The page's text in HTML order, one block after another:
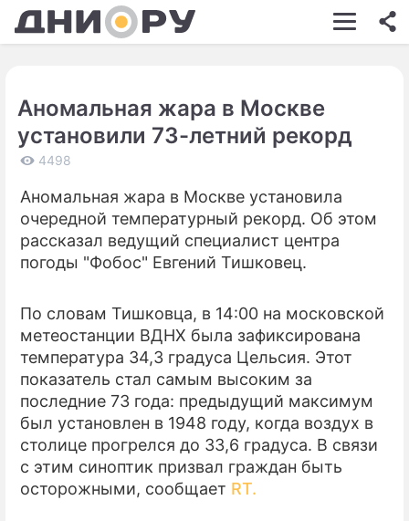
ШОУ-БИЗНЕС
КИНО
НЕДВИЖИМОСТЬ
ЭКОНОМИКА
ПРОИСШЕСТВИЯ
СТИЛЬ ЖИЗНИ
ИГРЫ
ПРЕСС-РЕЛИЗЫ
О ПРОЕКТЕ
Аномальная жара в Москве
установили 73-летний рекорд
4498
Аномальная жара в Москве установила
очередной температурный рекорд. Об этом
рассказал ведущий специалист центра
погоды "Фобос" Евгений Тишковец.
По словам Тишковца, в 14:00 на московской
метеостанции ВДНХ была зафиксирована
температура 34,3 градуса Цельсия. Этот
показатель стал самым высоким за
последние 73 года: предыдущий максимум
был установлен в 1948 году, когда воздух в
столице прогрелся до 33,6 градуса. В связи
с этим синоптик призвал граждан быть
осторожными, сообщает RT.